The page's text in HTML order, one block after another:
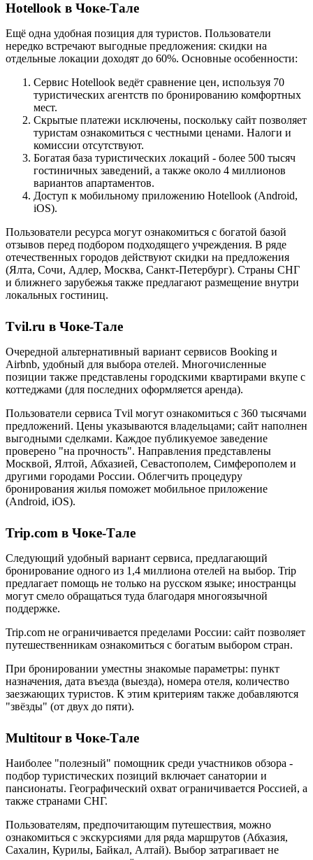
Hotellook в Чоке-Тале
Ещё одна удобная позиция для туристов. Пользователи
нередко встречают выгодные предложения: скидки на
отдельные локации доходят до 60%. Основные особенности:
Сервис Hotellook ведёт сравнение цен, используя 70
туристических агентств по бронированию комфортных
мест.
Скрытые платежи исключены, поскольку сайт позволяет
туристам ознакомиться с честными ценами. Налоги и
комиссии отсутствуют.
Богатая база туристических локаций - более 500 тысяч
гостиничных заведений, а также около 4 миллионов
вариантов апартаментов.
Доступ к мобильному приложению Hotellook (Android,
iOS).
Пользователи ресурса могут ознакомиться с богатой базой
отзывов перед подбором подходящего учреждения. В ряде
отечественных городов действуют скидки на предложения
(Ялта, Сочи, Адлер, Москва, Санкт-Петербург). Страны СНГ
и ближнего зарубежья также предлагают размещение внутри
локальных гостиниц.
Tvil.ru в Чоке-Тале
Очередной альтернативный вариант сервисов Booking и
Airbnb, удобный для выбора отелей. Многочисленные
позиции также представлены городскими квартирами вкупе с
коттеджами (для последних оформляется аренда).
Пользователи сервиса Tvil могут ознакомиться с 360 тысячами
предложений. Цены указываются владельцами; сайт наполнен
выгодными сделками. Каждое публикуемое заведение
проверено "на прочность". Направления представлены
Москвой, Ялтой, Абхазией, Севастополем, Симферополем и
другими городами России. Облегчить процедуру
бронирования жилья поможет мобильное приложение
(Android, iOS).
Trip.com в Чоке-Тале
Следующий удобный вариант сервиса, предлагающий
бронирование одного из 1,4 миллиона отелей на выбор. Trip
предлагает помощь не только на русском языке; иностранцы
могут смело обращаться туда благодаря многоязычной
поддержке.
Trip.com не ограничивается пределами России: сайт позволяет
путешественникам ознакомиться с богатым выбором стран.
При бронировании уместны знакомые параметры: пункт
назначения, дата въезда (выезда), номера отеля, количество
заезжающих туристов. К этим критериям также добавляются
"звёзды" (от двух до пяти).
Multitour в Чоке-Тале
Наиболее "полезный" помощник среди участников обзора -
подбор туристических позиций включает санатории и
пансионаты. Географический охват ограничивается Россией, а
также странами СНГ.
Пользователям, предпочитающим путешествия, можно
ознакомиться с экскурсиями для ряда маршрутов (Абхазия,
Сахалин, Курилы, Байкал, Алтай). Выбор затрагивает не